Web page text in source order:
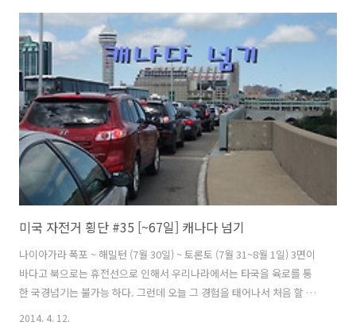
미국 자전거 횡단 #35 [~67일] 캐나다 넘기
나이아가라 폭포 ~ 해밀턴 (7월 30일) ~ 토론토 (7월 31~8월 1일) 3면이
바다고 북으로는 휴전선으로 인해서 우리나라에서는 타국을 육로를 통
한 국경넘기는 불가능 하다. 그런데 오늘 그 경험을 태어나서 처음 할 수
있게 됐다. 머리에 털나고 외국에 가본경험이 미국과 뉴질랜드 2개국인
2014. 4. 12.